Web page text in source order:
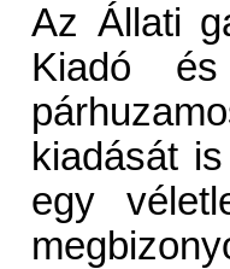
Az Állati
Kiadó
kiadását
egy